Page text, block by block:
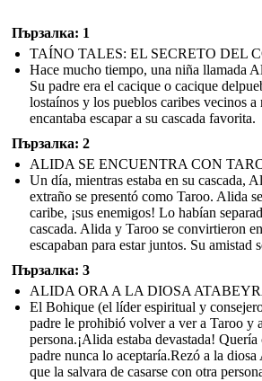
Пързалка: 1
TAÍNO TALES: EL SECRETO DEL
Hace mucho tiempo, una niña llamada
Su padre era el cacique o cacique
lostaínos y los pueblos caribes vecinos
encantaba escapar a su cascada favorita.
Пързалка: 2
ALIDA SE ENCUENTRA CON
Un día, mientras estaba en su cascada,
extraño se presentó como Taroo. Alida
caribe, ¡sus enemigos! Lo habían
cascada. Alida y Taroo se convirtieron
escapaban para estar juntos. Su amistad
Пързалка: 3
ALIDA ORA A LA DIOSA
El Bohique (el líder espiritual y
padre le prohibió volver a ver a Taroo y
persona.¡Alida estaba devastada!
padre nunca lo aceptaría.Rezó a la
que la salvara de casarse con otra